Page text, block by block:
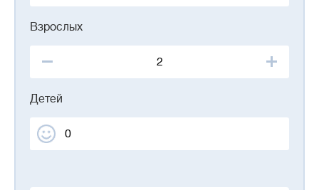
Взрослых
Детей